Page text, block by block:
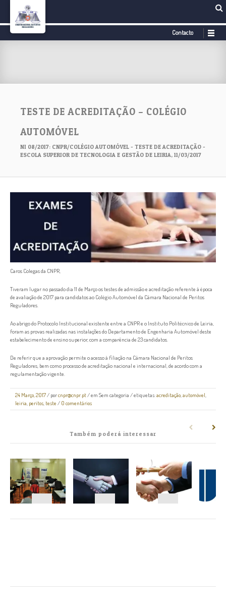
Contacto
TESTE DE ACREDITAÇÃO – COLÉGIO
AUTOMÓVEL
NI 08/2017: CNPR/COLÉGIO AUTOMÓVEL - TESTE DE ACREDITAÇÃO -
ESCOLA SUPERIOR DE TECNOLOGIA E GESTÃO DE LEIRIA, 11/03/2017
Caros Colegas da CNPR,
Tiveram lugar no passado dia 11 de Março os testes de admissão e acreditação referente à época
de avaliação de 2017 para candidatos ao Colégio Automóvel da Câmara Nacional de Peritos
Reguladores.
Ao abrigo do Protocolo Institucional existente entre a CNPR e o Instituto Politécnico de Leiria,
foram as provas realizadas nas instalações do Departamento de Engenharia Automóvel deste
estabelecimento de ensino superior, com a comparência de 23 candidatos.
De referir que a aprovação permite o acesso à filiação na Câmara Nacional de Peritos
Reguladores, bem como processo de acreditação nacional e internacional, de acordo com a
regulamentação vigente.
24 Março, 2017 / porcnpr@cnpr.pt / em Sem categoria / etiquetas:acreditação automóvel
leiria peritos teste / 0 comentários
Também poderá interessar